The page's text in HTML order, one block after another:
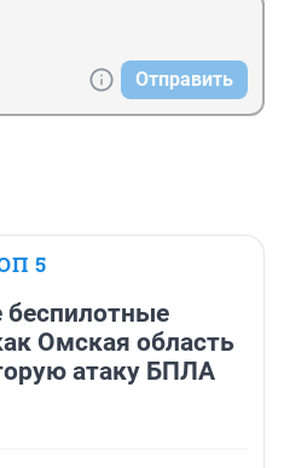
Отправить
5
Омская область
атаку БПЛА